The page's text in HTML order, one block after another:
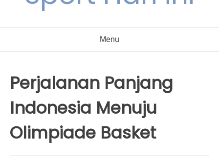
Menu
Perjalanan Panjang
Indonesia Menuju
Olimpiade Basket